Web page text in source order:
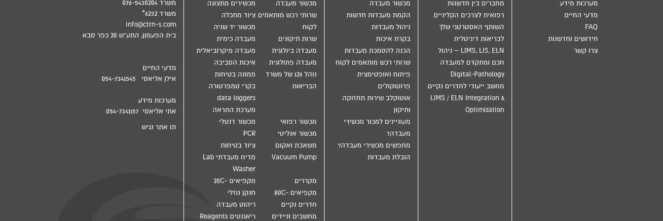
מערכות מידע
מדעי החיים
FAQ
חידושים וחדשנות
צרו קשר
מחברים בין חדשנות
רפואית לצרכים הקליניים
השותף האסטרטגי שלך
לבריאות דיגיטלית
LIMS, LIS, ELN – ניהול
חכם ומתקדם למעבדה
Digital-Pathology
מחשב ייעודי לחדרים נקיים
LIMS / ELN Integration &
Optimization
מכשור מעבדה
הקמת מעבדות חדשות
ניהול מעבדות
בקרת איכות
הכנה להסמכת מעבדות
שרותי רכש מותאמים לקוח
פיתוח ואופטימצית
פרוטוקולים
אוטוקלב שירות תחזוקה
ותיקון
מעוניינים למכור מכשירי
מעבדה?
מחפשים מכשירי מעבדה?
הובלת מעבדות
מכשור מעבדה
מכשירים מתצוגה
שרותי רכש מותאמים
לקוח
ציוד מתכלה
מכשור יד שניה
שרות תיקונים
מעבדה כימית
מעבדה ביולוגית
מעבדה מיקרוביאלית
מעבדה פתולוגית
איכות הסביבה
נוהל 126 של משרד
הבריאות
ממונה בטיחות
בקרי טמפרטורה
data loggers
מערכת התראה
מכשור רפואי
מכשור דנטלי
מכשור אנליטי
PCR
משאבת ואקום
Vacuum Pump
ציוד בטיחות
מדיח מעבדתי Lab
Washer
מקררים
מקפיאים -20C
מקפיאים -80C
חנקן נוזלי
חדרים נקיים
ריהוט מעבדה
מחשבים וניידים
ריאגנטים Reagents
משרד 076-5430204
משרד 6232*
info@ctrn-s.com
בית הפעמון, התע"ש 20 כפר סבא
מדעי החיים
אילן אליאסי 054-7341545
מערכות מידע
אתי אליאסי 054-7341157
תו אתר נגיש